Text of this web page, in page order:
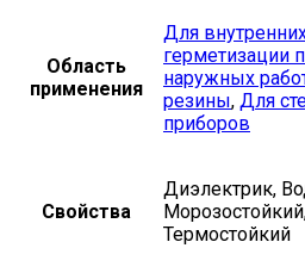
Область
применения
Для
герметизации
наружных
резины, Для
приборов
Свойства
Диэлектрик,
Термостойкий